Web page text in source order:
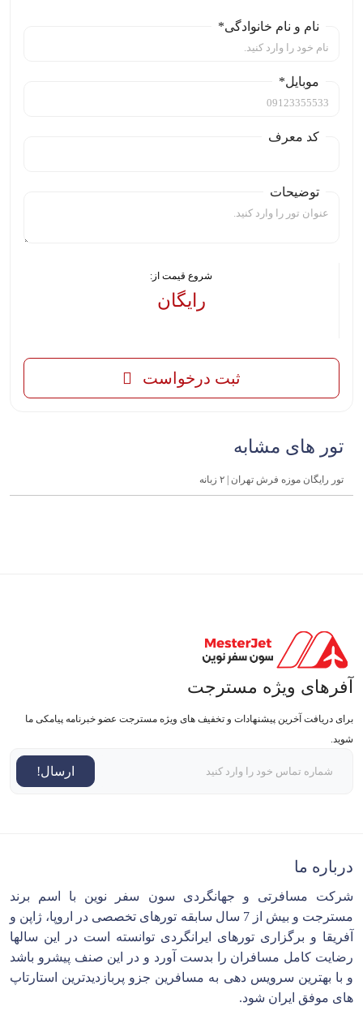
نام و نام خانوادگی*
موبایل*
کد معرف
توضیحات
شروع قیمت از:
رایگان
ثبت درخواست
تور های مشابه
تور رایگان موزه فرش تهران | ۲ زبانه
آفرهای ویژه مسترجت
برای دریافت آخرین پیشنهادات و تخفیف های ویژه مسترجت عضو خبرنامه پیامکی ما
شوید.
ارسال!
درباره ما
شرکت مسافرتی و جهانگردی سون سفر نوین با اسم برند
مسترجت و بیش از 7 سال سابقه تورهای تخصصی در اروپا، ژاپن و
آفریقا و برگزاری تورهای ایرانگردی توانسته است در این سالها
رضایت کامل مسافران را بدست آورد و در این صنف پیشرو باشد
و با بهترین سرویس دهی به مسافرین جزو پربازدیدترین استارتاپ
های موفق ایران شود.